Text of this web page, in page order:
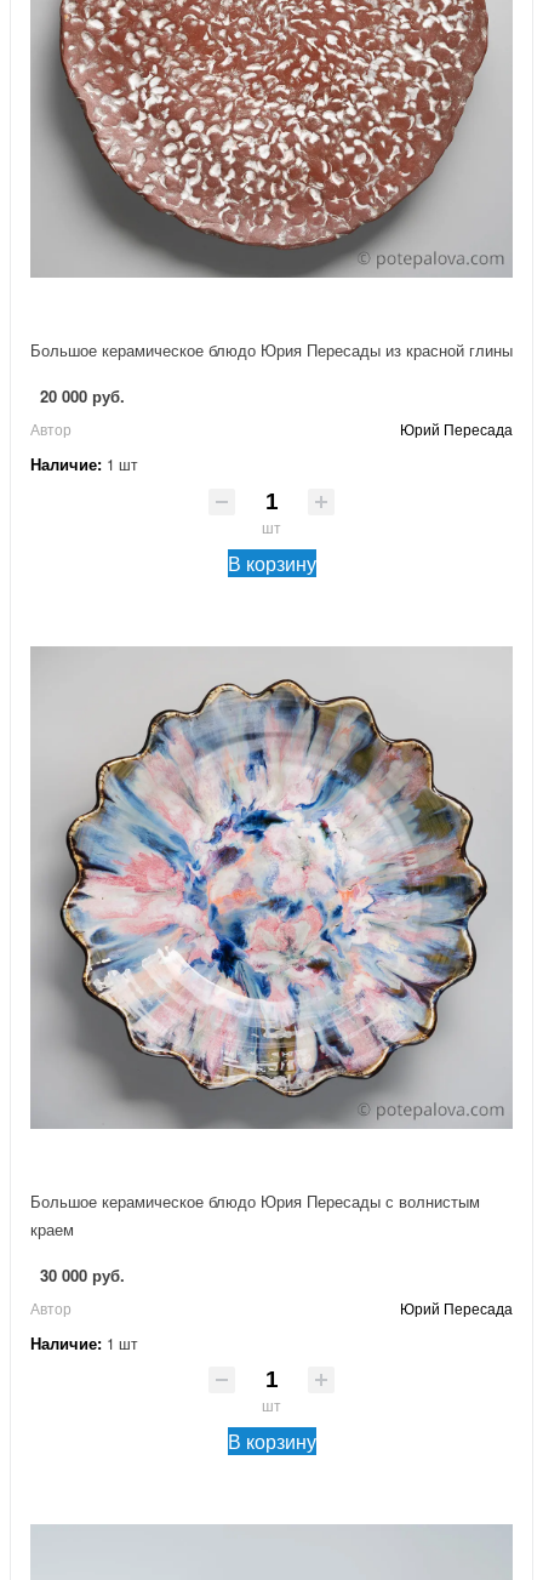
Большое керамическое блюдо Юрия Пересады из красной глины
20 000 руб.
Автор Юрий Пересада
Наличие: 1 шт
шт
В корзину
Большое керамическое блюдо Юрия Пересады с волнистым
краем
30 000 руб.
Автор Юрий Пересада
Наличие: 1 шт
шт
В корзину